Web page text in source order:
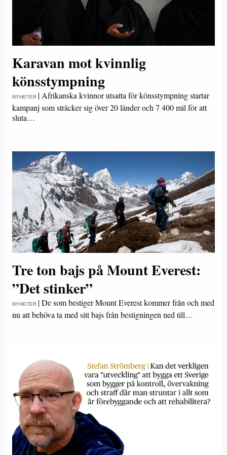
Karavan mot kvinnlig
könsstympning
NYHETER | Afrikanska kvinnor utsatta för könsstympning startar
kampanj som sträcker sig över 20 länder och 7 400 mil för att
sluta…
Tre ton bajs på Mount Everest:
”Det stinker”
NYHETER |De som bestiger Mount Everest kommer från och med
nu att behöva ta med sitt bajs från bestigningen ned till…